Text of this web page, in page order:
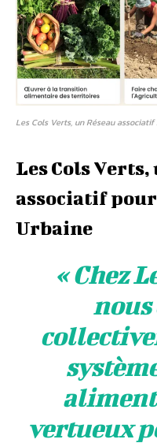
Les Cols Verts, un Réseau
Les Cols Verts,
associatif
Urbaine
« Chez
vertueux